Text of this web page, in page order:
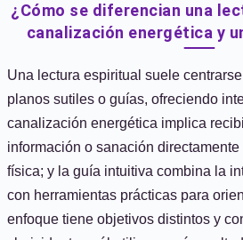
¿Cómo se diferencian una
canalización energética y
Una lectura espiritual suele
planos sutiles o guías, ofreciendo
canalización energética implica
información o sanación
física; y la guía intuitiva combina la
con herramientas prácticas para
enfoque tiene objetivos distintos y